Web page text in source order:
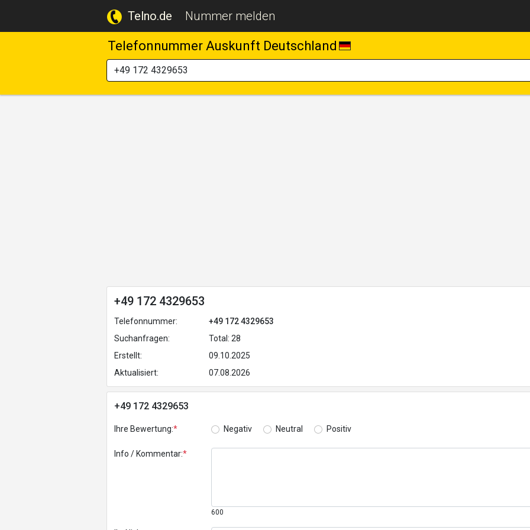
Telno.de Nummer melden
Telefonnummer Auskunft Deutschland
+49 172 4329653
Telefonnummer:
+49 172 4329653
Suchanfragen:
Total: 28
Erstellt:
09.10.2025
Aktualisiert:
07.08.2026
+49 172 4329653
Ihre Bewertung:* Negativ Neutral Positiv
Info / Kommentar:*
600